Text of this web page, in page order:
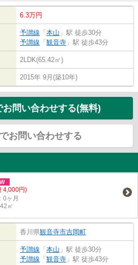
6.3万円
予讃線 「 本山 」駅 徒歩30分
予讃線 「 観音寺 」駅 徒歩43分
2LDK(65.42㎡)
2015年 9月(築10年)
お問い合わせする(無料)
お問い合わせする
4,000円)
0ヶ月
㎡
香川県観音寺市吉岡町
予讃線 「 本山 」駅 徒歩30分
予讃線 「 観音寺 」駅 徒歩43分